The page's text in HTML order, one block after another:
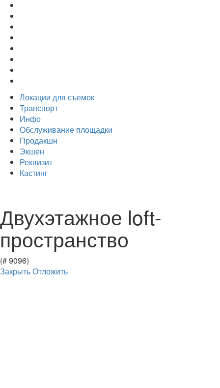
Локации для съемок
Транспорт
Инфо
Обслуживание площадки
Продакшн
Экшен
Реквизит
Кастинг
Двухэтажное loft-
пространство
(# 9096)
ЗакрытьОтложить